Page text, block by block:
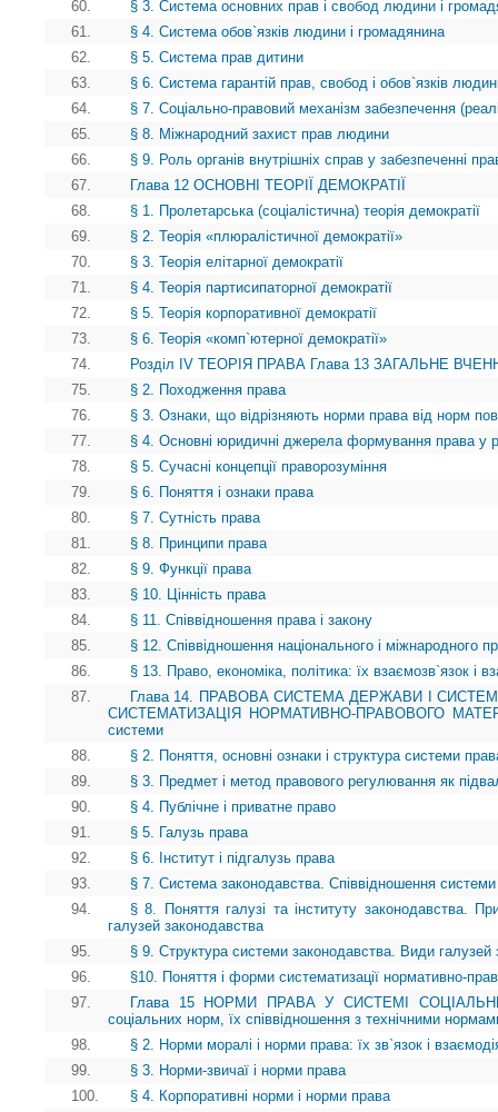
60.
§ 3. Система основних прав і свобод людини і
61.
§ 4. Система обов`язків людини і громадянина
62.
§ 5. Система прав дитини
63.
§ 6. Система гарантій прав, свобод і обов`язків
64.
§ 7. Соціально-правовий механізм забезпечення
65.
§ 8. Міжнародний захист прав людини
66.
§ 9. Роль органів внутрішніх справ у забезпеченні
67.
Глава 12 ОСНОВНІ ТЕОРІЇ ДЕМОКРАТІЇ
68.
§ 1. Пролетарська (соціалістична) теорія демократії
69.
§ 2. Теорія «плюралістичної демократії»
70.
§ 3. Теорія елітарної демократії
71.
§ 4. Теорія партисипаторної демократії
72.
§ 5. Теорія корпоративної демократії
73.
§ 6. Теорія «комп`ютерної демократії»
74.
Розділ IV ТЕОРІЯ ПРАВА Глава 13 ЗАГАЛЬНЕ
75.
§ 2. Походження права
76.
§ 3. Ознаки, що відрізняють норми права від норм
77.
§ 4. Основні юридичні джерела формування права у
78.
§ 5. Сучасні концепції праворозуміння
79.
§ 6. Поняття і ознаки права
80.
§ 7. Сутність права
81.
§ 8. Принципи права
82.
§ 9. Функції права
83.
§ 10. Цінність права
84.
§ 11. Співвідношення права і закону
85.
§ 12. Співвідношення національного і міжнародного
86.
§ 13. Право, економіка, політика: їх взаємозв`язок і
87.
Глава 14. ПРАВОВА СИСТЕМА ДЕРЖАВИ І
СИСТЕМАТИЗАЦІЯ НОРМАТИВНО-ПРАВОВОГО
системи
88.
§ 2. Поняття, основні ознаки і структура системи
89.
§ 3. Предмет і метод правового регулювання як
90.
§ 4. Публічне і приватне право
91.
§ 5. Галузь права
92.
§ 6. Інститут і підгалузь права
93.
§ 7. Система законодавства. Співвідношення
94.
§ 8. Поняття галузі та інституту законодавства.
галузей законодавства
95.
§ 9. Структура системи законодавства. Види галузей
96.
§10. Поняття і форми систематизації нормативно-
97.
Глава 15 НОРМИ ПРАВА У СИСТЕМІ
соціальних норм, їх співвідношення з технічними
98.
§ 2. Норми моралі і норми права: їх зв`язок і
99.
§ 3. Норми-звичаї і норми права
100.
§ 4. Корпоративні норми і норми права